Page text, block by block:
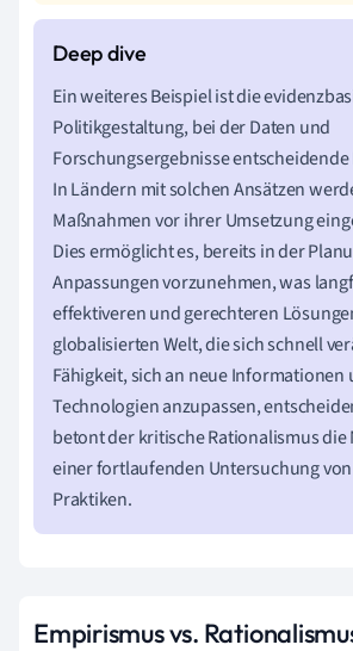
Ein weiteres Beispiel ist die
Politikgestaltung, bei der Daten und
Forschungsergebnisse
In Ländern mit solchen Ansätzen
Maßnahmen vor ihrer Umsetzung
Dies ermöglicht es, bereits in der
Anpassungen vorzunehmen, was
effektiveren und gerechteren
globalisierten Welt, die sich schnell
Fähigkeit, sich an neue Informationen
Technologien anzupassen,
betont der kritische Rationalismus
einer fortlaufenden Untersuchung
Praktiken.
Empirismus vs.